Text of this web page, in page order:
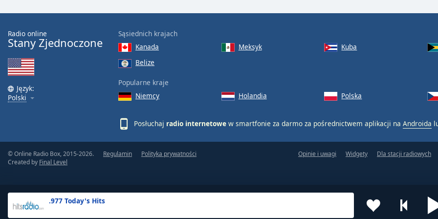
Text
Opacity
Background
.977 Today's Hits
Radio online
Stany Zjednoczone
Język:
Polski
Sąsiednich krajach
Kanada
Meksyk Kuba
Belize
Popularne kraje
Niemcy
Holandia Polska
Posłuchaj radio internetowe w smartfonie za darmo za pośrednictwem aplikacji na Androida
© Online Radio Box, 2015-2026.
Created by Final Level
Regulamin Polityka prywatności Opinie i uwagi Widgety Dla stacji radiowych